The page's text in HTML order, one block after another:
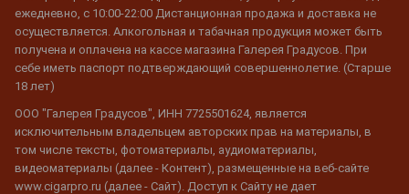
ежедневно, с 10:00-22:00 Дистанционная продажа и доставка не
осуществляется. Алкогольная и табачная продукция может быть
получена и оплачена на кассе магазина Галерея Градусов. При
себе иметь паспорт подтверждающий совершеннолетие. (Старше
18 лет)
ООО "Галерея Градусов", ИНН 7725501624, является
исключительным владельцем авторских прав на материалы, в
том числе тексты, фотоматериалы, аудиоматериалы,
видеоматериалы (далее - Контент), размещенные на веб-сайте
www.cigarpro.ru (далее - Сайт). Доступ к Сайту не дает